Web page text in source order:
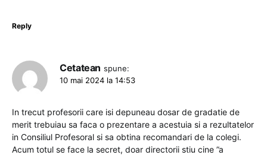
Reply
Cetatean spune:
10 mai 2024 la 14:53
In trecut profesorii care isi depuneau dosar de gradatie de
merit trebuiau sa faca o prezentare a acestuia si a rezultatelor
in Consiliul Profesoral si sa obtina recomandari de la colegi.
Acum totul se face la secret, doar directorii stiu cine ”a